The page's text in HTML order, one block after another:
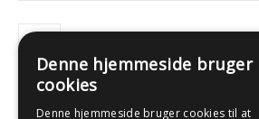
Denne hjemmeside bruger
cookies
Denne hjemmeside bruger cookies til at